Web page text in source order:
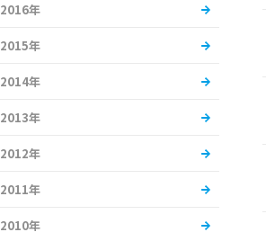
2016年
2015年
2014年
2013年
2012年
2011年
2010年